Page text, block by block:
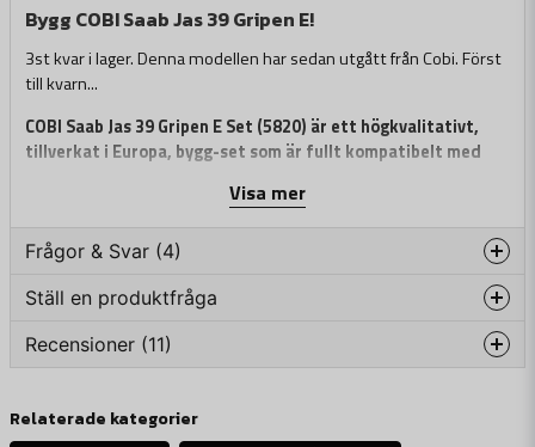
Bygg COBI Saab Jas 39 Gripen E!
3st kvar i lager. Denna modellen har sedan utgått från Cobi. Först
till kvarn...
COBI Saab Jas 39 Gripen E Set (5820) är ett högkvalitativt,
tillverkat i Europa, bygg-set som är fullt kompatibelt med
av delar och lättlästa detaljerade instruktioner på engelska.
Oavsett om du är en erfaren Cobi samlare eller nybörjare inom
militära byggstenar, kommer COBI-byggmodellen att bli ditt
besök för mycket detaljerad visning av militära och historiska
COBI Saab Jas 39 Gripen Set (5820) delar är alla padstryckta så
markerade delarna på lämplig plats enligt den detaljerade COBI-
instruktionshäftet så att det önskade utseendet uppnås.
Visa mer
Frågor & Svar (4)
Elton Eklöf frågade
En bit fans inte när jag fick produkten bit nr 51182 saknas
Hej!
Ställ en produktfråga
question
Fråga oss något om denna produkten...
Recensioner (11)
Thomas
för 7 månader sedan
Relaterade kategorier